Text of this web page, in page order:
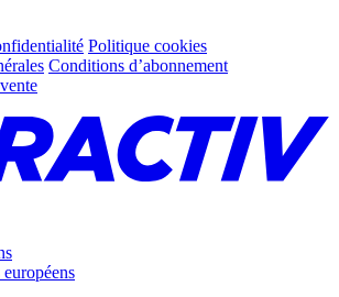
Politique cookies
Conditions d’abonnement